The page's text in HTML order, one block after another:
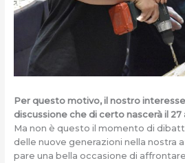
Per questo motivo, il nostro
discussione che di certo nascerà il 27
Ma non è questo il momento di
delle nuove generazioni nella nostra
pare una bella occasione di